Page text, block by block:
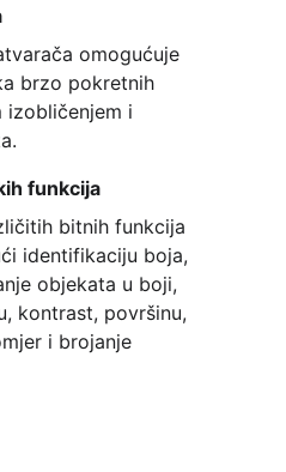
omogućuje
brzo pokretnih
izobličenjem i
funkcija
bitnih funkcija
identifikaciju boja,
objekata u boji,
kontrast, površinu,
i brojanje